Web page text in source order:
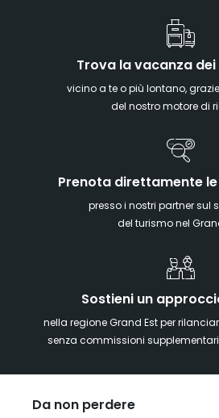
Trova la vacanza
vicino a te o più lontano,
del nostro motore di
Prenota direttamente
presso i nostri partner sul
del turismo nel
Sostieni un
nella regione Grand Est per
senza commissioni
Da non perdere